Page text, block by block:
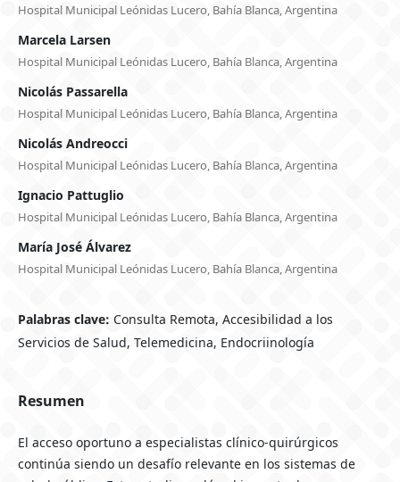
Hospital Municipal Leónidas Lucero, Bahía Blanca, Argentina
Marcela Larsen
Hospital Municipal Leónidas Lucero, Bahía Blanca, Argentina
Nicolás Passarella
Hospital Municipal Leónidas Lucero, Bahía Blanca, Argentina
Nicolás Andreocci
Hospital Municipal Leónidas Lucero, Bahía Blanca, Argentina
Ignacio Pattuglio
Hospital Municipal Leónidas Lucero, Bahía Blanca, Argentina
María José Álvarez
Hospital Municipal Leónidas Lucero, Bahía Blanca, Argentina
Palabras clave: Consulta Remota, Accesibilidad a los
Servicios de Salud, Telemedicina, Endocriinología
Resumen
El acceso oportuno a especialistas clínico-quirúrgicos
continúa siendo un desafío relevante en los sistemas de